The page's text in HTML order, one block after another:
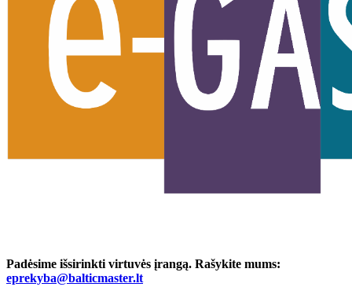
Padėsime išsirinkti virtuvės įrangą. Rašykite mums:
eprekyba@balticmaster.lt